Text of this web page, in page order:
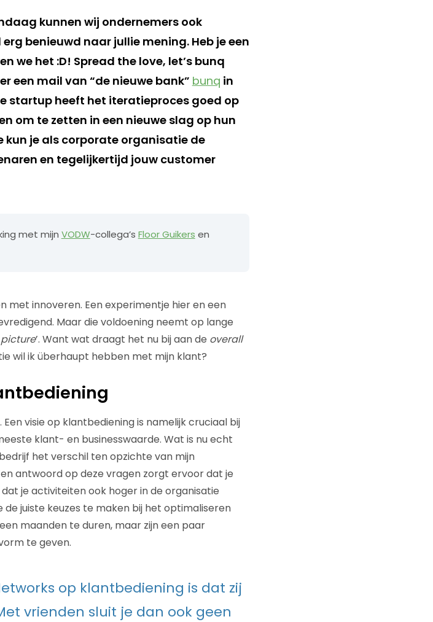
kunnen wij ondernemers ook
benieuwd naar jullie mening. Heb je een
we het :D! Spread the love, let’s bunq
een mail van “de nieuwe bank” bunq in
startup heeft het iteratieproces goed op
om te zetten in een nieuwe slag op hun
kun je als corporate organisatie de
en tegelijkertijd jouw customer
met mijn VODW-collega’s Floor Guikers en
met innoveren. Een experimentje hier en een
Maar die voldoening neemt op lange
’. Want wat draagt het nu bij aan de overall
wil ik überhaupt hebben met mijn klant?
visie op klantbediening is namelijk cruciaal bij
klant- en businesswaarde. Wat is nu echt
het verschil ten opzichte van mijn
antwoord op deze vragen zorgt ervoor dat je
je activiteiten ook hoger in de organisatie
juiste keuzes te maken bij het optimaliseren
maanden te duren, maar zijn een paar
te geven.
op klantbediening is dat zij
vrienden sluit je dan ook geen